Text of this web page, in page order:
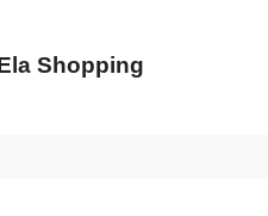
Shopping